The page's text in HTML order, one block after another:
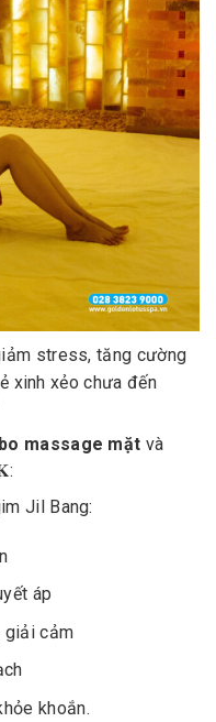
stress, tăng cường
xinh xẻo chưa đến
massage mặt và
Jil Bang:
áp
giải cảm
khoắn.